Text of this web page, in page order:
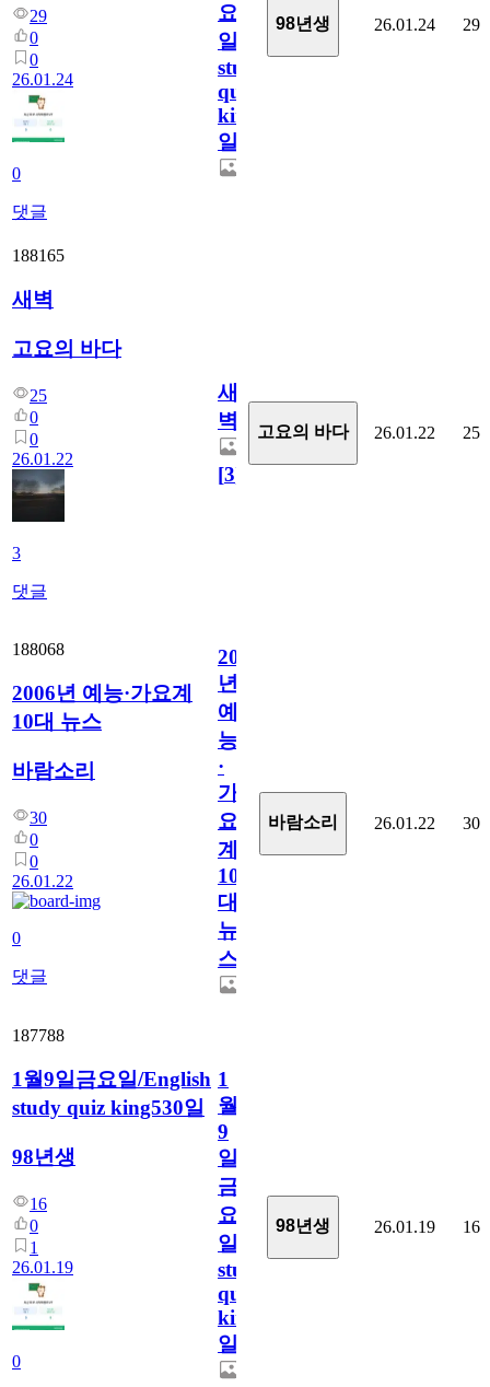
29
0
0
26.01.24
0
댓글
요
일/English
study
quiz
king542
일
98년생 26.01.24 29
188165
새벽
고요의 바다
25
0
0
26.01.22
3
댓글
새
벽
[3]
고요의 바다 26.01.22 25
188068
2006년 예능·가요계
10대 뉴스
바람소리
30
0
0
26.01.22
0
댓글
2006
년
예
능
·
가
요
계
10
대
뉴
스
바람소리 26.01.22 30
187788
1월9일금요일/English
study quiz king530일
98년생
16
0
1
26.01.19
0
1
월
9
일
금
요
일/English
study
quiz
king530
일
98년생 26.01.19 16